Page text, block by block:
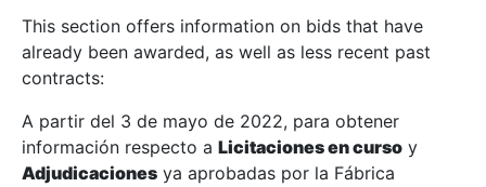
Show/Hide
Show/Hide
This section offers information on bids that have
already been awarded, as well as less recent past
contracts:
A partir del 3 de mayo de 2022, para obtener
información respecto a Licitaciones en curso y
Adjudicaciones ya aprobadas por la Fábrica